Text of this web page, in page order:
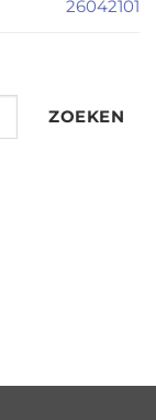
26042101
ZOEKEN